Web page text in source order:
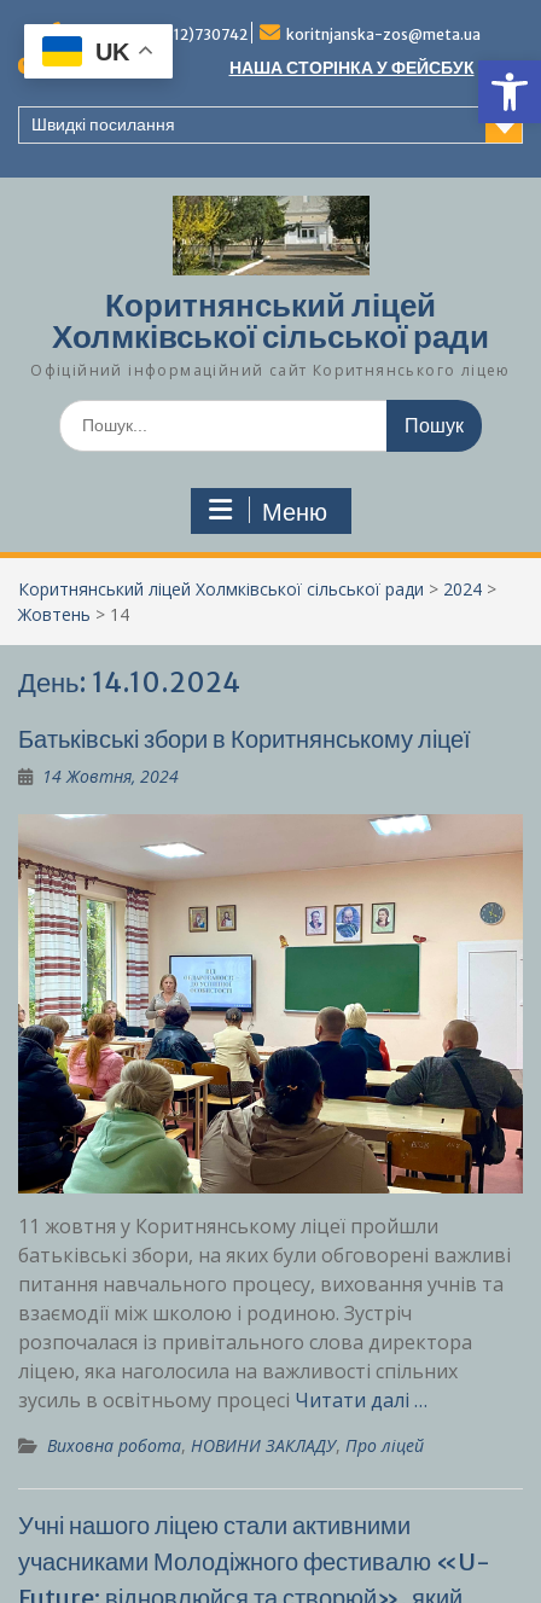
вмісту
Тел./факс (0312)730742 koritnjanska-zos@meta.ua
Повідомлення: НАША СТОРІНКА У ФЕЙСБУК
Швидкі посилання
Коритнянський ліцей
Холмківської сільської ради
Офіційний інформаційний сайт Коритнянського ліцею
Шукати:
Меню
Коритнянський ліцей Холмківської сільської ради > 2024 >
Жовтень > 14
День: 14.10.2024
Батьківські збори в Коритнянському ліцеї
14 Жовтня, 2024
11 жовтня у Коритнянському ліцеї пройшли
батьківські збори, на яких були обговорені важливі
питання навчального процесу, виховання учнів та
взаємодії між школою і родиною. Зустріч
розпочалася із привітального слова директора
ліцею, яка наголосила на важливості спільних
зусиль в освітньому процесі Читати далі …
Виховна робота, НОВИНИ ЗАКЛАДУ, Про ліцей
Учні нашого ліцею стали активними
учасниками Молодіжного фестивалю «U-
UK